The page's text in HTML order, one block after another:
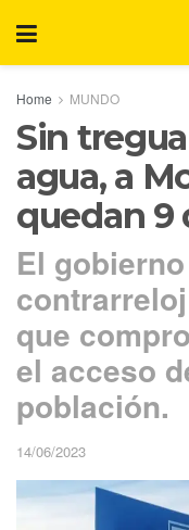
Home MUNDO
Sin
agua, a
quedan 9
El
que
el acceso
población.
14/06/2023